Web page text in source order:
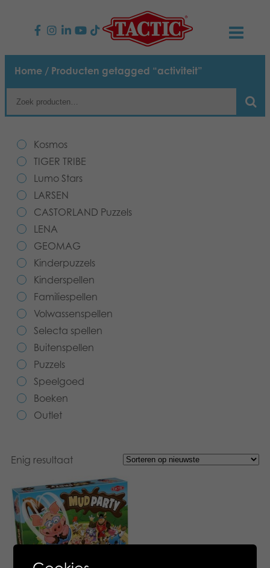
PRODUCTEN
Kinderspellen
Volwassenspellen
Selecta spellen
Puzzels
Speelgoed
Boeken
Apps
Gearchiveerde producten
NIEUWS
Onze productbelofte
Verantwoordelijkheid
Ons verhaal
CONTACT
Contact opnemen
Links
Media
Home / Producten getagged “activiteit”
Kosmos
TIGER TRIBE
Lumo Stars
LARSEN
CASTORLAND Puzzels
LENA
GEOMAG
Kinderpuzzels
Kinderspellen
Familiespellen
Volwassenspellen
Selecta spellen
Buitenspellen
Puzzels
Speelgoed
Boeken
Outlet
Enig resultaat